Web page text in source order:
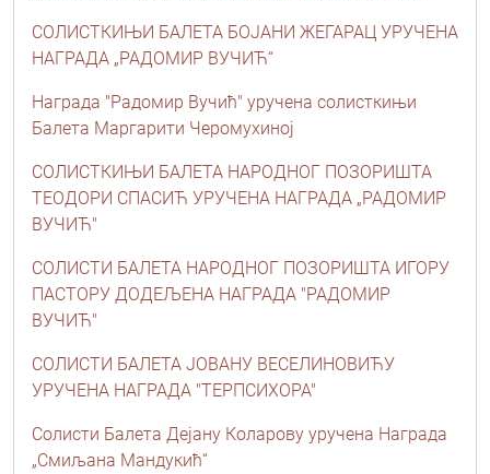
СОЛИСТКИЊИ БАЛЕТА БОЈАНИ ЖЕГАРАЦ УРУЧЕНА
НАГРАДА „РАДОМИР ВУЧИЋ“
Награда "Радомир Вучић" уручена солисткињи
Балета Маргарити Черомухиној
СОЛИСТКИЊИ БАЛЕТА НАРОДНОГ ПОЗОРИШТА
ТЕОДОРИ СПАСИЋ УРУЧЕНА НАГРАДА „РАДОМИР
ВУЧИЋ"
СОЛИСТИ БАЛЕТА НАРОДНОГ ПОЗОРИШТА ИГОРУ
ПАСТОРУ ДОДЕЉЕНА НАГРАДА "РАДОМИР
ВУЧИЋ"
СОЛИСТИ БАЛЕТА ЈОВАНУ ВЕСЕЛИНОВИЋУ
УРУЧЕНА НАГРАДА "ТЕРПСИХОРА"
Солисти Балета Дејану Коларову уручена Награда
„Смиљана Мандукић“